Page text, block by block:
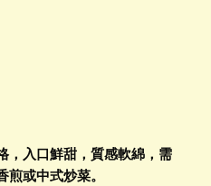
，入口鮮甜，質感軟綿，需
煎或中式炒菜。